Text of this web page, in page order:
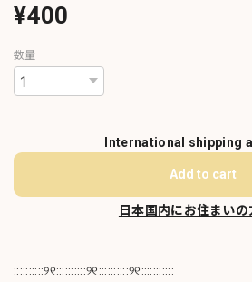
¥400
数量
International shipping
Add to cart
日本国内にお住まいの
::::::::::୨୧::::::::::୨୧::::::::::୨୧:::::::::::